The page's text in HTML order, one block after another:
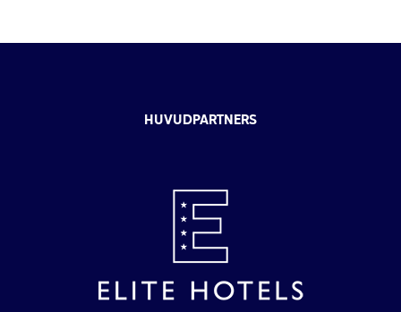
HUVUDPARTNERS